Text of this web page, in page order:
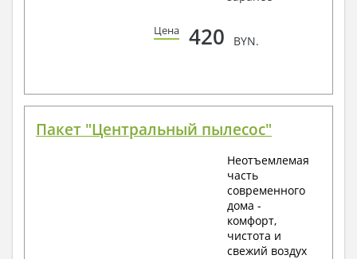
Цена 420 BYN.
Пакет "Центральный пылесос"
Неотъемлемая
часть
современного
дома -
комфорт,
чистота и
свежий воздух